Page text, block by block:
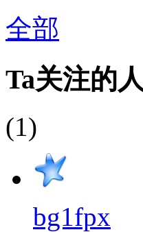
全部
Ta关注的人
(1)
bg1fpx